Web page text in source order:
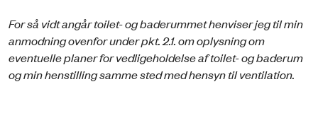
For så vidt angår toilet- og baderummet henviser jeg til min
anmodning ovenfor under pkt. 2.1. om oplysning om
eventuelle planer for vedligeholdelse af toilet- og baderum
og min henstilling samme sted med hensyn til ventilation.